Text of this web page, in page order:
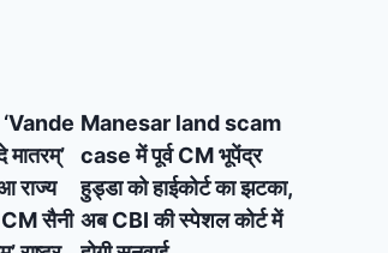
राज्य
CM सैनी
Manesar land scam
case में पूर्व CM भूपेंद्र
हुड्डा को हाईकोर्ट का झटका,
अब CBI की स्पेशल कोर्ट में